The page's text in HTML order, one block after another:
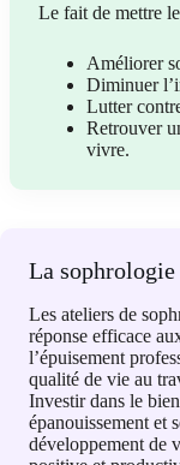
Le fait de mettre
Améliorer
Diminuer
Lutter
Retrouver
vivre.
La
Les ateliers de
réponse efficace
l’épuisement
qualité de vie au
Investir dans le
épanouissement et
développement de